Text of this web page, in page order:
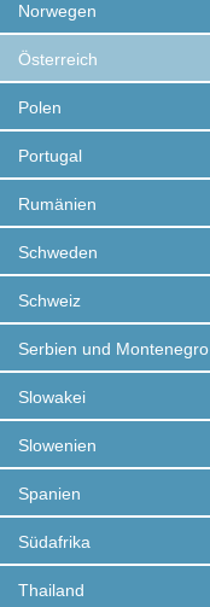
Norwegen
Österreich
Polen
Portugal
Rumänien
Schweden
Schweiz
Serbien und Montenegro
Slowakei
Slowenien
Spanien
Südafrika
Thailand